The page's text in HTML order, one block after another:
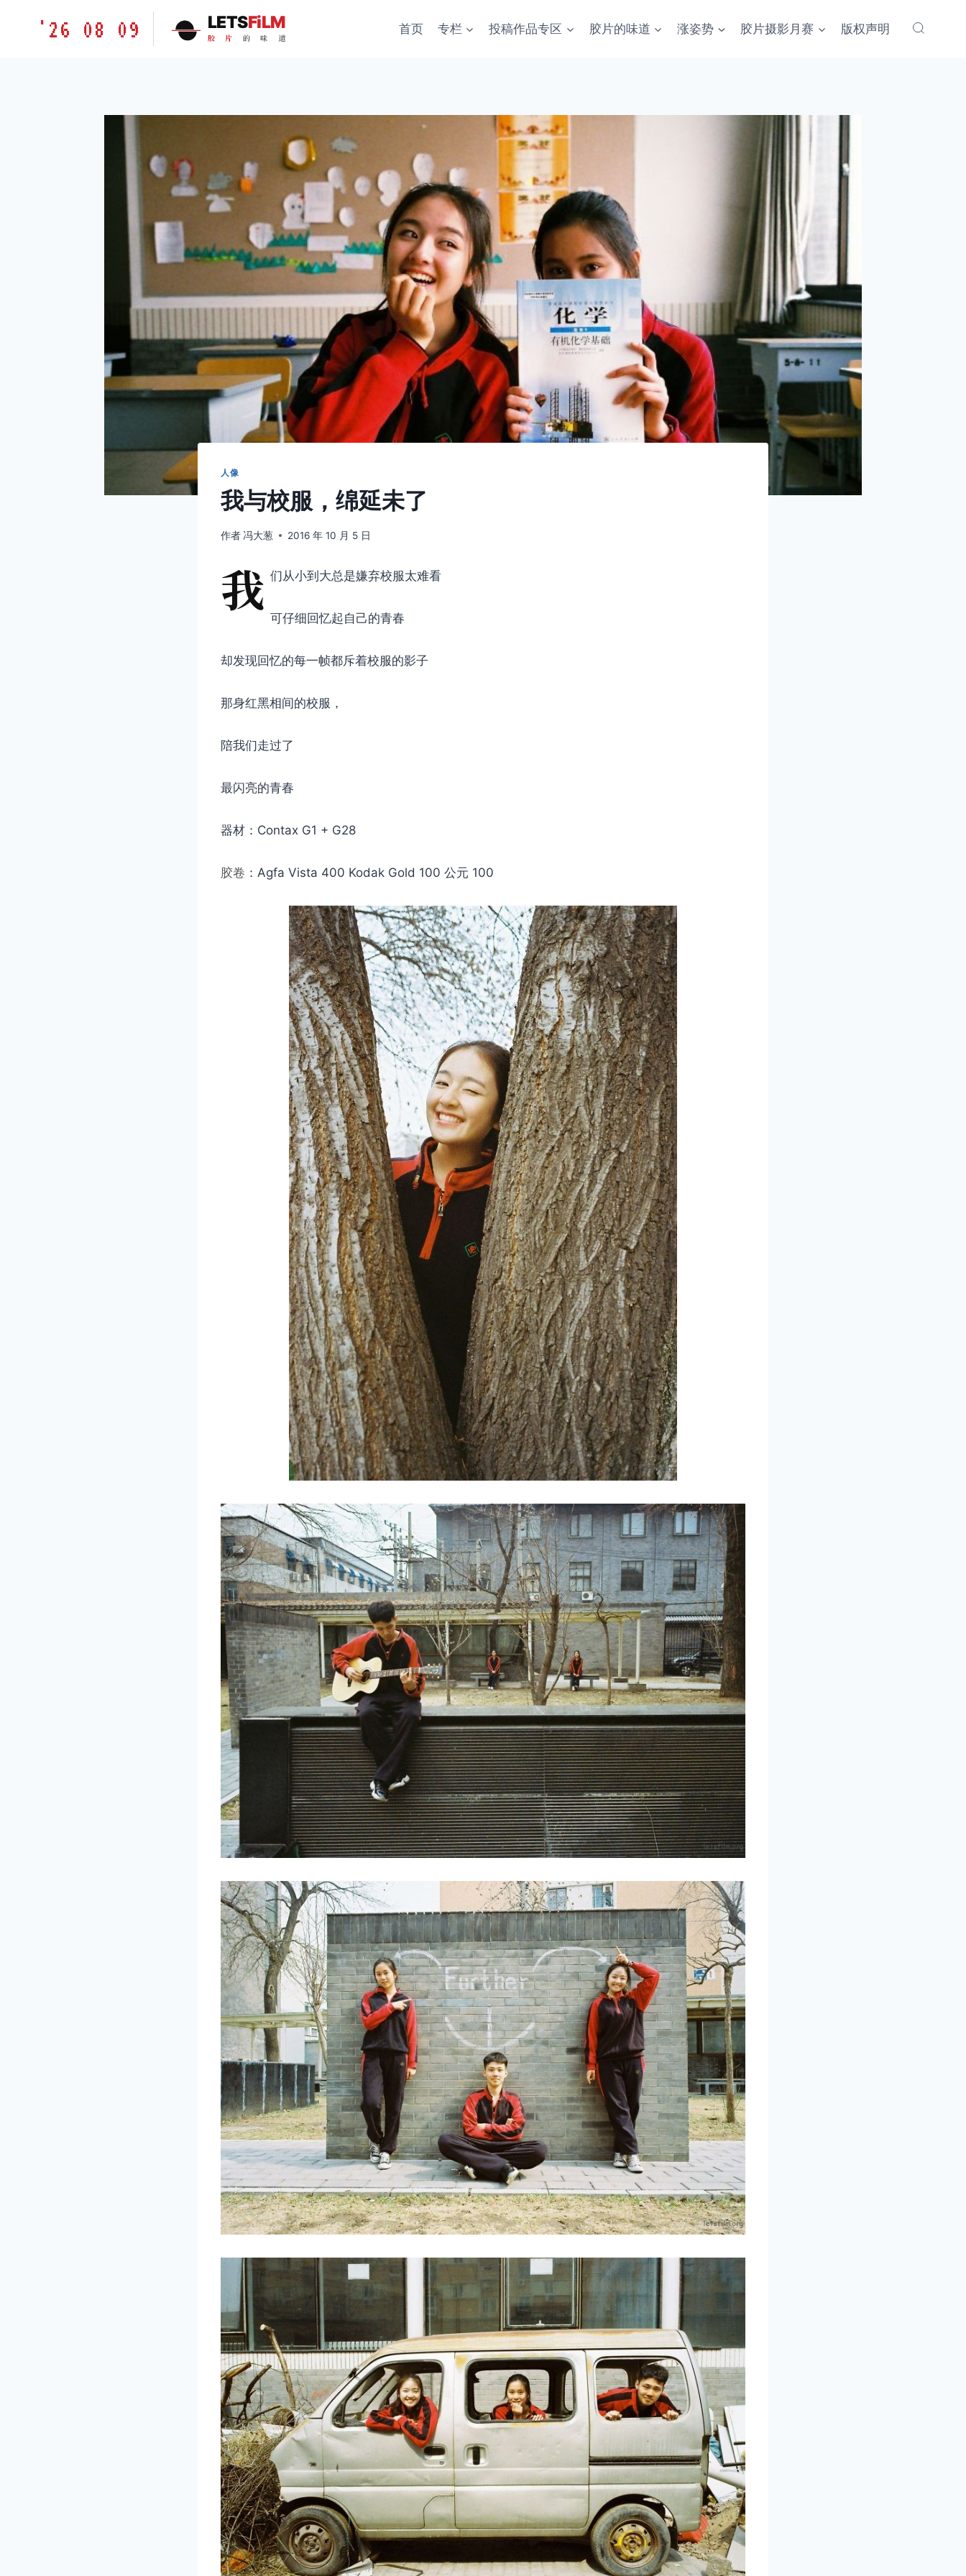
胶'26 08 09 LETSFiLM
胶 片 的 味 道
首页 专栏 投稿作品专区 胶片的味道 涨姿势 胶片摄影月赛 版权声明
人像
我与校服，绵延未了
作者 冯大葱 2016 年 10 月 5 日
我 们从小到大总是嫌弃校服太难看
可仔细回忆起自己的青春
却发现回忆的每一帧都斥着校服的影子
那身红黑相间的校服，
陪我们走过了
最闪亮的青春
器材：Contax G1 + G28
胶卷 ：Agfa Vista 400 Kodak Gold 100 公元 100